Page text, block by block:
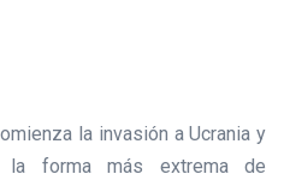
la invasión a Ucrania y
la forma más extrema de